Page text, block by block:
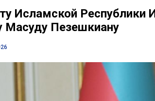
Исламской Республики
Масуду Пезешкиану